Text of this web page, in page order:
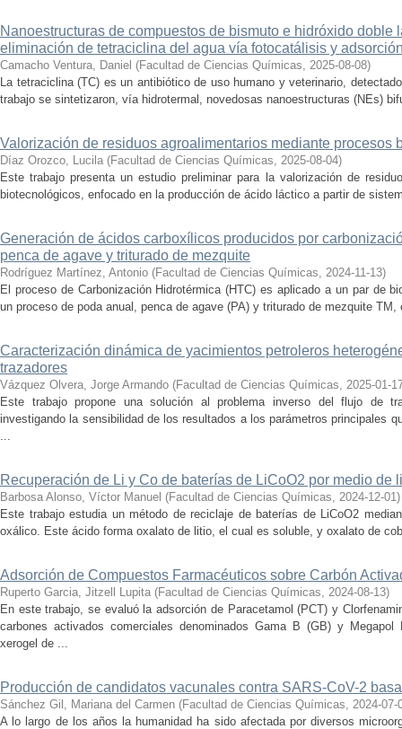
Nanoestructuras de compuestos de bismuto e hidróxido doble
eliminación de tetraciclina del agua vía fotocatálisis y
Camacho Ventura, Daniel (Facultad de Ciencias Químicas, 2025-08-08)
La tetraciclina (TC) es un antibiótico de uso humano y veterinario,
trabajo se sintetizaron, vía hidrotermal, novedosas nanoestructuras (NEs)
Valorización de residuos agroalimentarios mediante procesos
Díaz Orozco, Lucila (Facultad de Ciencias Químicas, 2025-08-04)
Este trabajo presenta un estudio preliminar para la valorización de
biotecnológicos, enfocado en la producción de ácido láctico a partir de
Generación de ácidos carboxílicos producidos por
penca de agave y triturado de mezquite
Rodríguez Martínez, Antonio (Facultad de Ciencias Químicas, 2024-11-13)
El proceso de Carbonización Hidrotérmica (HTC) es aplicado a un par de
un proceso de poda anual, penca de agave (PA) y triturado de mezquite
Caracterización dinámica de yacimientos petroleros
trazadores
Vázquez Olvera, Jorge Armando (Facultad de Ciencias Químicas, 2025-01-
Este trabajo propone una solución al problema inverso del flujo de
investigando la sensibilidad de los resultados a los parámetros principales
...
Recuperación de Li y Co de baterías de LiCoO2 por medio de
Barbosa Alonso, Víctor Manuel (Facultad de Ciencias Químicas, 2024-12-01)
Este trabajo estudia un método de reciclaje de baterías de LiCoO2
oxálico. Este ácido forma oxalato de litio, el cual es soluble, y oxalato de
Adsorción de Compuestos Farmacéuticos sobre Carbón
Ruperto Garcia, Jitzell Lupita (Facultad de Ciencias Químicas, 2024-08-13)
En este trabajo, se evaluó la adsorción de Paracetamol (PCT) y
carbones activados comerciales denominados Gama B (GB) y
xerogel de ...
Producción de candidatos vacunales contra SARS-CoV-2
Sánchez Gil, Mariana del Carmen (Facultad de Ciencias Químicas, 2024-07-
A lo largo de los años la humanidad ha sido afectada por diversos